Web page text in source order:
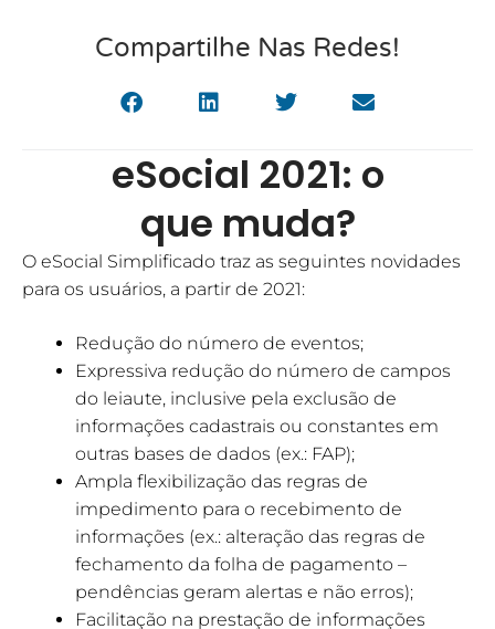
Compartilhe Nas Redes!
eSocial 2021: o
que muda?
O eSocial Simplificado traz as seguintes novidades
para os usuários, a partir de 2021:
Redução do número de eventos;
Expressiva redução do número de campos
do leiaute, inclusive pela exclusão de
informações cadastrais ou constantes em
outras bases de dados (ex.: FAP);
Ampla flexibilização das regras de
impedimento para o recebimento de
informações (ex.: alteração das regras de
fechamento da folha de pagamento –
pendências geram alertas e não erros);
Facilitação na prestação de informações